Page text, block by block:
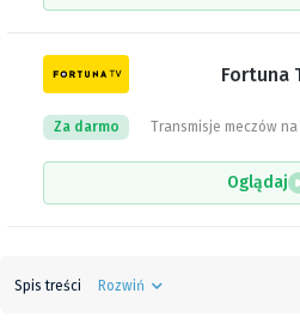
Fortuna
Transmisje meczów na
Za darmo
Oglądaj
Spis treści Rozwiń